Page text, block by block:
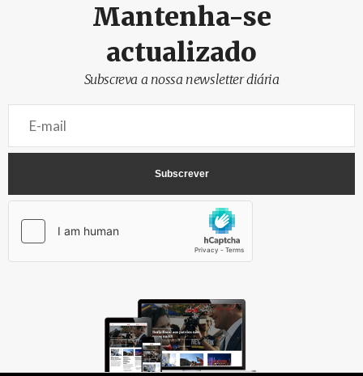
Mantenha-se
actualizado
Subscreva a nossa newsletter diária